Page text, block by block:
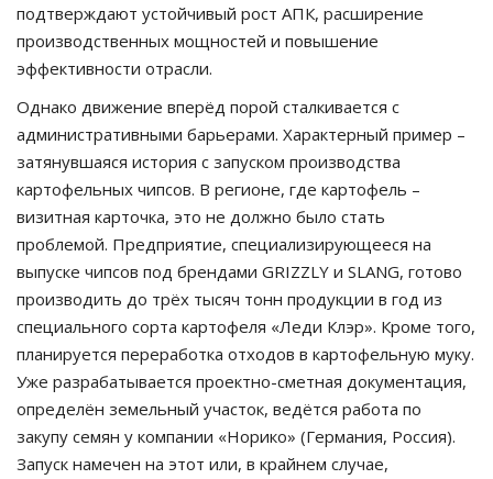
подтверждают устойчивый рост АПК, расширение
производственных мощностей и повышение
эффективности отрасли.
Однако движение вперёд порой сталкивается с
административными барьерами. Характерный пример –
затянувшаяся история с запуском производства
картофельных чипсов. В регионе, где картофель –
визитная карточка, это не должно было стать
проблемой. Предприятие, специализирующееся на
выпуске чипсов под брендами GRIZZLY и SLANG, готово
производить до трёх тысяч тонн продукции в год из
специального сорта картофеля «Леди Клэр». Кроме того,
планируется переработка отходов в картофельную муку.
Уже разрабатывается проектно-сметная документация,
определён земельный участок, ведётся работа по
закупу семян у компании «Норико» (Германия, Россия).
Запуск намечен на этот или, в крайнем случае,